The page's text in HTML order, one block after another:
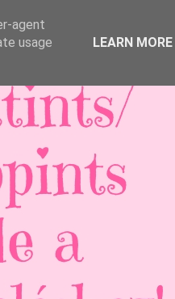
agent
usage
LEARN MORE